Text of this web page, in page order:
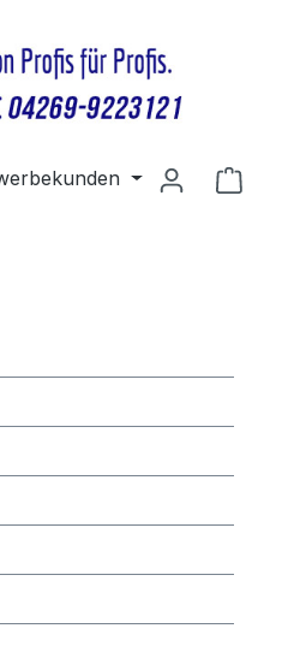
0 Produkte auf dem